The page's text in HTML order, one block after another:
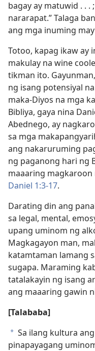
bagay ay matuwid . .
nararapat.” Talaga
ang mga inuming
Totoo, kapag ikaw ay
makulay na wine
tikman ito.
ng isang potensiyal
maka-Diyos na mga
Bibliya, gaya nina
Abednego, ay
sa mga
ang nakaruruming
ng paganong hari ng
maaaring
Daniel 1:3-17.
Darating din ang
sa legal, mental,
upang uminom ng
Magkagayon man,
katamtaman lamang
sugapa. Maraming
tatalakayin ng isang
ang maaaring gawin
[Talababa]
a Sa ilang kultura
pinapayagang